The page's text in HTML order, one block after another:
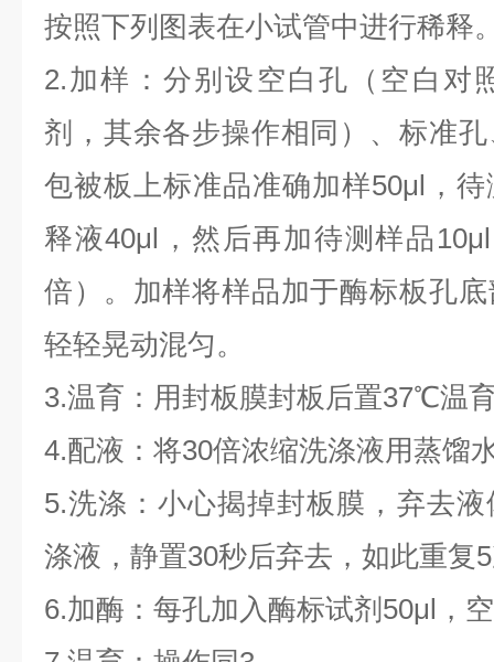
按照下列图表在小试管中进行稀释
2.加样：分别设空白孔（空白对
剂，其余各步操作相同）、标准
包被板上标准品准确加样50μl，
释液40μl，然后再加待测样品
倍）。加样将样品加于酶标板孔
轻轻晃动混匀。
3.温育：用封板膜封板后置37℃温
4.配液：将30倍浓缩洗涤液用蒸馏
5.洗涤：小心揭掉封板膜，弃去
涤液，静置30秒后弃去，如此重复
6.加酶：每孔加入酶标试剂50μl，